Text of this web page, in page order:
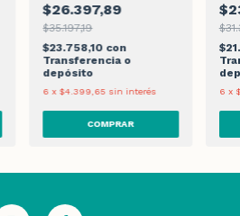
$26.397,89
$35.197,19
$23.758,10 con
Transferencia o
depósito
6 x $4.399,65 sin interés 6 x